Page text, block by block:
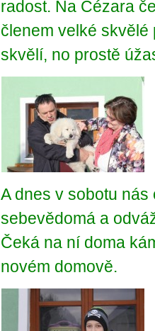
radost. Na Cézara
členem velké
skvělí, no prostě
A dnes v sobotu
sebevědomá a
Čeká na ní doma
novém domově.